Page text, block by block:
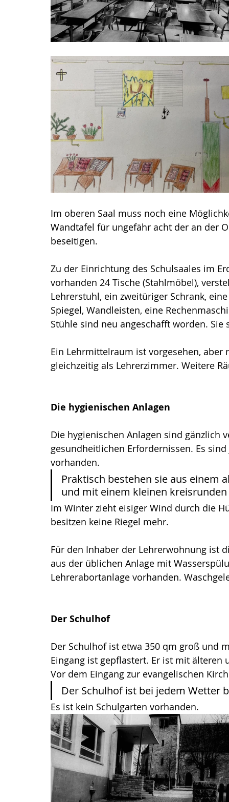
Im oberen Saal muss noch eine
Wandtafel für ungefähr acht der an der
beseitigen.
Zu der Einrichtung des Schulsaales im
vorhanden 24 Tische (Stahlmöbel),
Lehrerstuhl, ein zweitüriger Schrank,
Spiegel, Wandleisten, eine
Stühle sind neu angeschafft worden.
Ein Lehrmittelraum ist vorgesehen,
gleichzeitig als Lehrerzimmer. Weitere
Die hygienischen Anlagen
Die hygienischen Anlagen sind gänzlich
gesundheitlichen Erfordernissen. Es
vorhanden.
Praktisch bestehen sie aus einem
und mit einem kleinen
Im Winter zieht eisiger Wind durch die
besitzen keine Riegel mehr.
Für den Inhaber der Lehrerwohnung ist
aus der üblichen Anlage mit
Lehrerabortanlage vorhanden.
Der Schulhof
Der Schulhof ist etwa 350 qm groß und
Eingang ist gepflastert. Er ist mit
Vor dem Eingang zur evangelischen
Der Schulhof ist bei jedem Wetter
Es ist kein Schulgarten vorhanden.